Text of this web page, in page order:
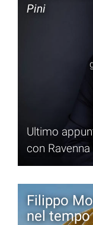
Pini
Ultimo
con
Filippo
nel